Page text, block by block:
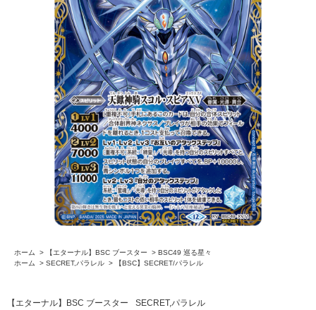
ホーム > 【エターナル】BSC ブースター > BSC49 巡る星々
ホーム
> SECRET,パラレル > 【BSC】SECRET/パラレル
【エターナル】BSC ブースター
SECRET,パラレル